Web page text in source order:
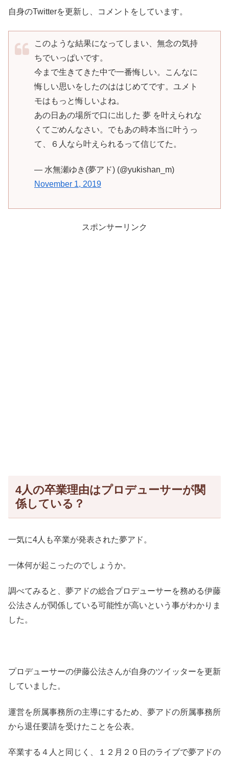
自身のTwitterを更新し、コメントをしています。
このような結果になってしまい、無念の気持
ちでいっぱいです。
今まで生きてきた中で一番悔しい。こんなに
悔しい思いをしたのははじめてです。ユメト
モはもっと悔しいよね。
あの日あの場所で口に出した 夢 を叶えられな
くてごめんなさい。でもあの時本当に叶うっ
て、６人なら叶えられるって信じてた。
— 水無瀬ゆき(夢アド) (@yukishan_m)
November 1, 2019
スポンサーリンク
4人の卒業理由はプロデューサーが関
係している？
一気に4人も卒業が発表された夢アド。
一体何が起こったのでしょうか。
調べてみると、夢アドの総合プロデューサーを務める伊藤
公法さんが関係している可能性が高いという事がわかりま
した。
プロデューサーの伊藤公法さんが自身のツイッターを更新
していました。
運営を所属事務所の主導にするため、夢アドの所属事務所
から退任要請を受けたことを公表。
卒業する４人と同じく、１２月２０日のライブで夢アドの